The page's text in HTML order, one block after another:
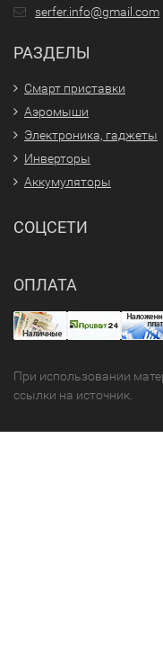
serfer.info@gmail.com
РАЗДЕЛЫ
Смарт приставки
Аэромыши
Электроника, гаджеты
Инверторы
Аккумуляторы
СОЦСЕТИ
ОПЛАТА
При использовании
ссылки на источник.